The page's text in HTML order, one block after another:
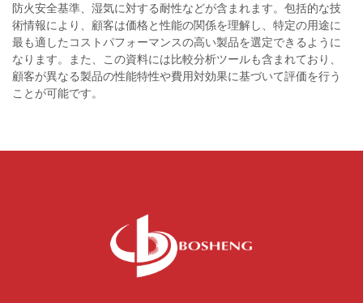
防火安全基準、湿気に対する耐性などが含まれます。包括的な技
術情報により、顧客は価格と性能の関係を理解し、特定の用途に
最も適したコストパフォーマンスの高い製品を選定できるように
なります。また、この資料には比較分析ツールも含まれており、
顧客が異なる製品の性能特性や費用対効果に基づいて評価を行う
ことが可能です。